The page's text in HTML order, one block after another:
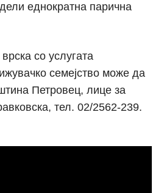
еднократна парична
со услугата
семејство може да
Петровец, лице за
тел. 02/2562-239.